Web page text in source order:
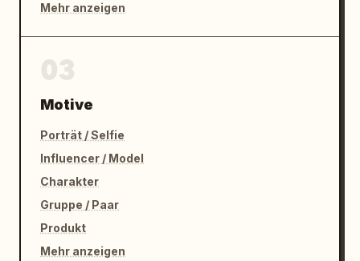
Mehr anzeigen
Motive
Porträt / Selfie
Influencer / Model
Charakter
Gruppe / Paar
Produkt
Mehr anzeigen